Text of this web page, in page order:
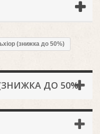
(знижка до 50%)
ДО 50%)